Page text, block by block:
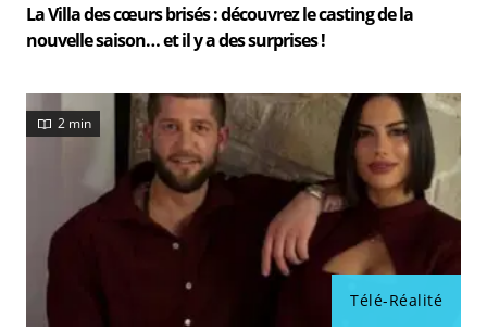
La Villa des cœurs brisés : découvrez le casting de la
nouvelle saison… et il y a des surprises !
Télé-Réalité
2 min